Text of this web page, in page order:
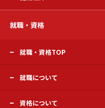
就職・資格
就職・資格TOP
就職について
資格について